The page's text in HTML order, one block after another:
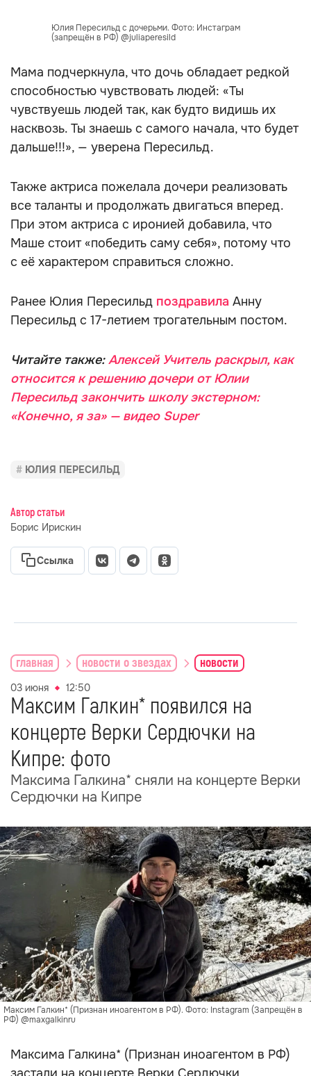
Юлия Пересильд с дочерьми. Фото: Инстаграм
(запрещён в РФ) @juliaperesild
Мама подчеркнула, что дочь обладает редкой
способностью чувствовать людей: «Ты
чувствуешь людей так, как будто видишь их
насквозь. Ты знаешь с самого начала, что будет
дальше!!!», — уверена Пересильд.
Также актриса пожелала дочери реализовать
все таланты и продолжать двигаться вперед.
При этом актриса с иронией добавила, что
Маше стоит «победить саму себя», потому что
с её характером справиться сложно.
Ранее Юлия Пересильд поздравила Анну
Пересильд с 17-летием трогательным постом.
Читайте также:Алексей Учитель раскрыл, как
относится к решению дочери от Юлии
Пересильд закончить школу экстерном:
«Конечно, я за» — видео Super
ЮЛИЯ ПЕРЕСИЛЬД
Автор статьи
Борис Ирискин
Ссылка
главная новости о звездах новости
03 июня 12:50
Максим Галкин* появился на
концерте Верки Сердючки на
Кипре: фото
Максима Галкина* сняли на концерте Верки
Сердючки на Кипре
Максим Галкин* (Признан иноагентом в РФ). Фото: Instagram (Запрещён в
РФ) @maxgalkinru
Максима Галкина* (Признан иноагентом в РФ)